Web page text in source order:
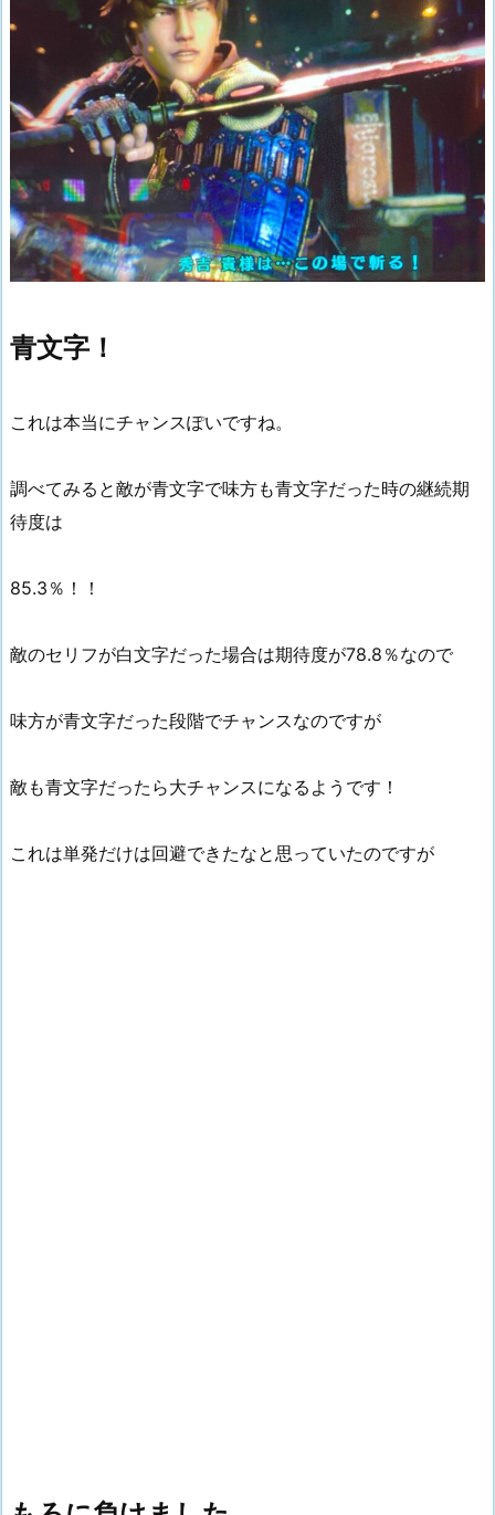
青文字！
これは本当にチャンスぽいですね。
調べてみると敵が青文字で味方も青文字だった時の継続期
待度は
85.3％！！
敵のセリフが白文字だった場合は期待度が78.8％なので
味方が青文字だった段階でチャンスなのですが
敵も青文字だったら大チャンスになるようです！
これは単発だけは回避できたなと思っていたのですが